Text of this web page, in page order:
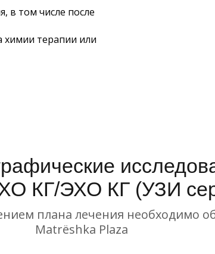
в том числе после
химии терапии или
КГ/ЭХО КГ (УЗИ
плана лечения необходимо
Matrёshka Plaza